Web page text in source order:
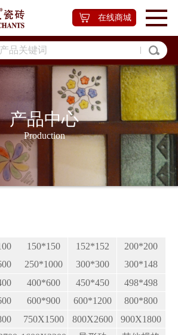
在线商城
产品中心
Production
150*150 152*152
200*200
250*1000 300*300
300*148
400*600 450*450
498*498
600*900 600*1200
800*800
750X1500 800X2600
900X1800